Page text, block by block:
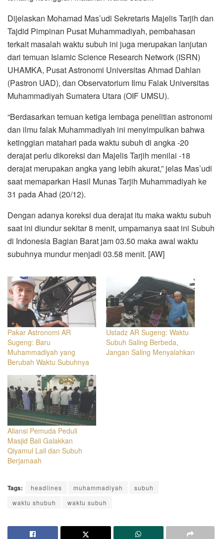
Dijelaskan Mohamad Mas’udi Sekretaris Majelis Tarjih dan
Tajdid Pimpinan Pusat Muhammadiyah, pembahasan
terkait masalah waktu subuh ini juga merupakan lanjutan
dari temuan Islamic Science Research Network (ISRN)
UHAMKA, Pusat Astronomi Universitas Ahmad Dahlan
(Pastron UAD), dan Observatorium Ilmu Falak Universitas
Muhammadiyah Sumatera Utara (OIF UMSU).
“Berdasarkan temuan ketiga lembaga penelitian astronomi
dan ilmu falak Muhammadiyah ini menyimpulkan bahwa
ketinggian matahari pada waktu subuh di angka -20
derajat perlu dikoreksi dan Majelis Tarjih menilai -18
derajat merupakan angka yang lebih akurat,” jelas Mas’udi
saat memaparkan Hasil Munas Tarjih Muhammadiyah ke
31 pada Ahad (20/12).
Dengan adanya koreksi dua derajat itu maka waktu subuh
saat ini diundur sekitar 8 menit, umpamanya saat ini Subuh
di Indonesia Bagian Barat jam 03.50 maka awal waktu
subuhnya mundur menjadi 03.58 menit. [AW]
Pakar Astronomi AR
Sugeng: Baru
Muhammadiyah yang
Berubah Waktu Subuhnya
Ustadz AR Sugeng: Waktu
Subuh Saling Berbeda,
Jangan Saling Menyalahkan
Aliansi Pemuda Peduli
Masjid Bali Galakkan
Qiyamul Lail dan Subuh
Berjamaah
Tags: headlines muhammadiyah
subuh
waktu shubuh
waktu subuh